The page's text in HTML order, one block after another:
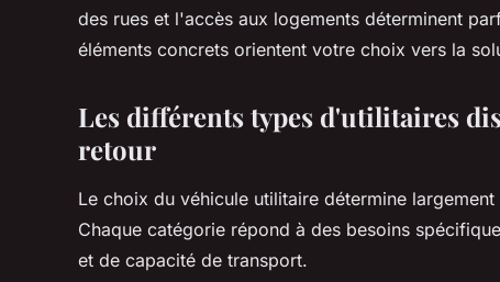
des rues et l'accès aux logements déterminent
éléments concrets orientent votre choix vers la
Les différents types d'utilitaires
retour
Le choix du véhicule utilitaire détermine
Chaque catégorie répond à des besoins
et de capacité de transport.